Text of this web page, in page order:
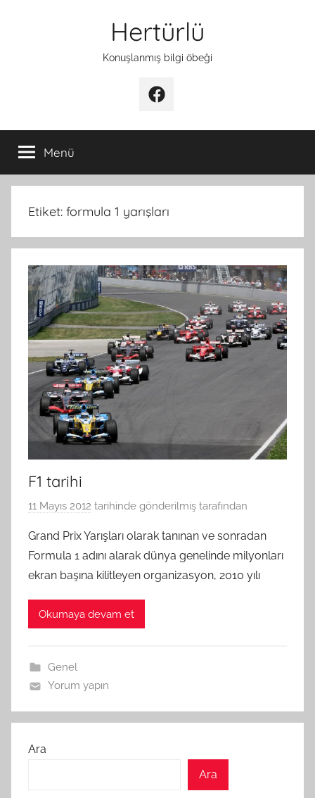
Hertürlü
Konuşlanmış bilgi öbeği
Facebook
Menü
Etiket: formula 1 yarışları
F1 tarihi
11 Mayıs 2012 tarihinde gönderilmiş tarafından
Grand Prix Yarışları olarak tanınan ve sonradan
Formula 1 adını alarak dünya genelinde milyonları
ekran başına kilitleyen organizasyon, 2010 yılı
Okumaya devam et
Genel
Yorum yapın
Ara
Ara